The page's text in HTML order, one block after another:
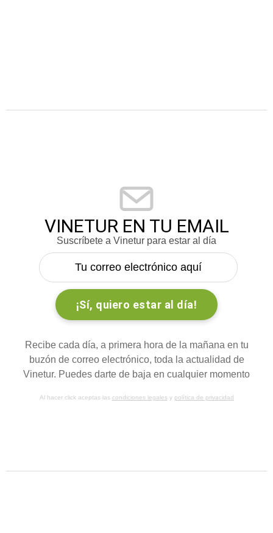
VINETUR EN TU EMAIL
Suscríbete a Vinetur para estar al día
Recibe cada día, a primera hora de la mañana en tu
buzón de correo electrónico, toda la actualidad de
Vinetur. Puedes darte de baja en cualquier momento
Al hacer click aceptas las condiciones legalesy política de privacidad